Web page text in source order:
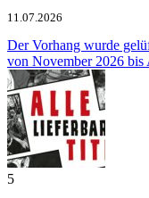
11.07.2026
Der Vorhang wurde
von November 2026
5